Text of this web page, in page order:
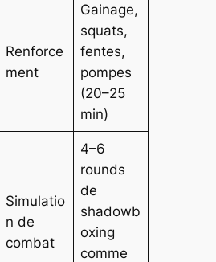
Renforce
ment
Gainage,
squats,
fentes,
pompes
(20–25
min)
Simulatio
n de
combat
4–6
rounds
de
shadowb
oxing
comme